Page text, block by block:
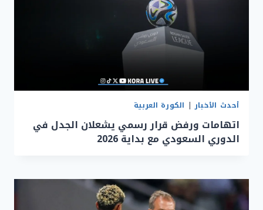
أحدث الأخبار| الكورة العربية
اتهامات ورفض قرار رسمي يشعلان الجدل في
الدوري السعودي مع بداية 2026